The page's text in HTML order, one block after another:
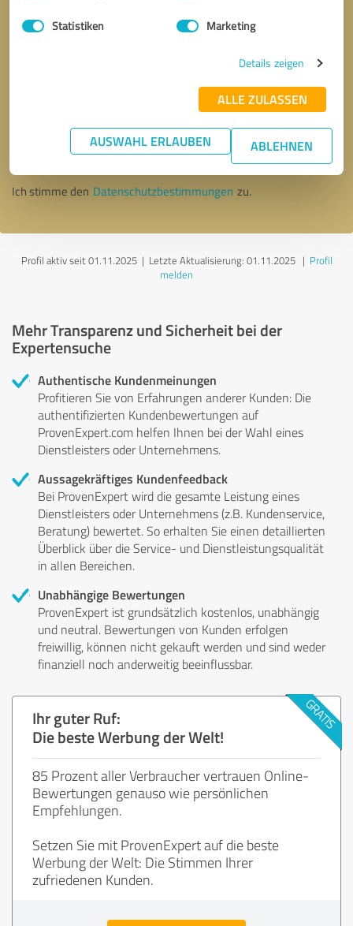
Statistiken Marketing
Details zeigen
ALLE ZULASSEN
AUSWAHL ERLAUBEN ABLEHNEN
* Erforderliche Angaben
Nachricht senden
Ich stimme den Datenschutzbestimmungen zu.
Profil aktiv seit 01.11.2025 | Letzte Aktualisierung: 01.11.2025| Profil
melden
Mehr Transparenz und Sicherheit bei der
Expertensuche
Authentische Kundenmeinungen
Profitieren Sie von Erfahrungen anderer Kunden: Die
authentifizierten Kundenbewertungen auf
ProvenExpert.com helfen Ihnen bei der Wahl eines
Dienstleisters oder Unternehmens.
Aussagekräftiges Kundenfeedback
Bei ProvenExpert wird die gesamte Leistung eines
Dienstleisters oder Unternehmens (z.B. Kundenservice,
Beratung) bewertet. So erhalten Sie einen detaillierten
Überblick über die Service- und Dienstleistungsqualität
in allen Bereichen.
Unabhängige Bewertungen
ProvenExpert ist grundsätzlich kostenlos, unabhängig
und neutral. Bewertungen von Kunden erfolgen
freiwillig, können nicht gekauft werden und sind weder
finanziell noch anderweitig beeinflussbar.
Ihr guter Ruf:
Die beste Werbung der Welt!
85 Prozent aller Verbraucher vertrauen Online-
Bewertungen genauso wie persönlichen
Empfehlungen.
Setzen Sie mit ProvenExpert auf die beste
Werbung der Welt: Die Stimmen Ihrer
zufriedenen Kunden.